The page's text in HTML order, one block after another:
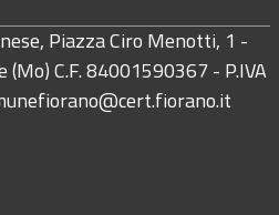
Piazza Ciro Menotti, 1 -
C.F. 84001590367 - P.IVA